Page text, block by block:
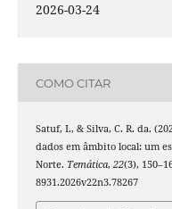
2026-03-24
COMO CITAR
Satuf, I., & Silva, C. R. da.
dados em âmbito local: um
Norte. Temática, 22(3),
8931.2026v22n3.78267